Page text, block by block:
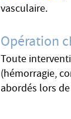
vasculaire.
Opération
Toute
(hémorragie,
abordés lors